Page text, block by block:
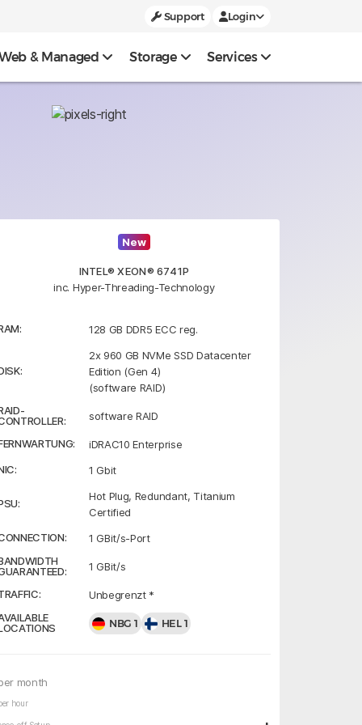
Support Login
& Managed Storage Services
New
INTEL® XEON® 6741P
inc. Hyper-Threading-Technology
128 GB DDR5 ECC reg.
2x 960 GB NVMe SSD Datacenter
Edition (Gen 4)
(software RAID)
software RAID
iDRAC10 Enterprise
1 Gbit
Hot Plug, Redundant, Titanium
Certified
1 GBit/s-Port
1 GBit/s
Unbegrenzt *
NBG 1 HEL 1
month
hour